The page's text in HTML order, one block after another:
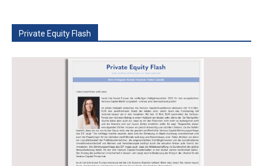
Private Equity Flash